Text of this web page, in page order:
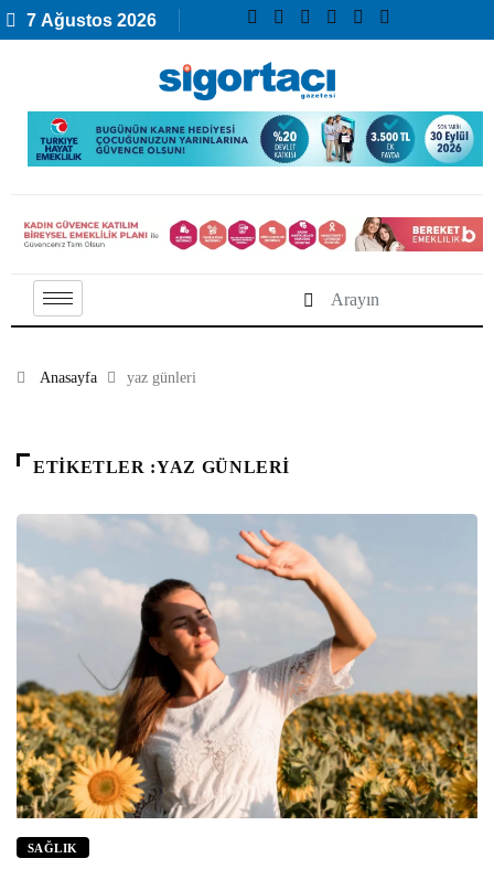
7 Ağustos 2026
Anasayfa yaz günleri
ETIKETLER :YAZ GÜNLERI
SAĞLIK